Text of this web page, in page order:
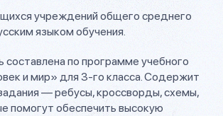
учреждений общего среднего
языком обучения.
составлена по программе учебного
и мир» для 3-го класса. Содержит
— ребусы, кроссворды, схемы,
помогут обеспечить высокую